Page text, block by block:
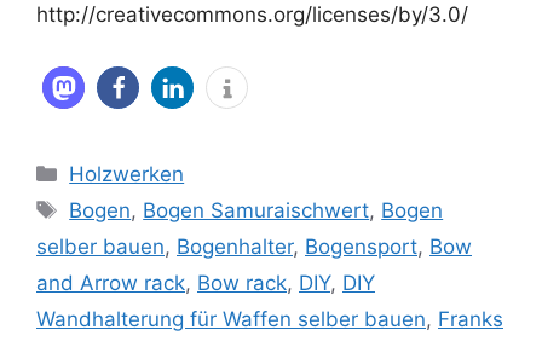
http://creativecommons.org/licenses/by/3.0/
Kategorien
Holzwerken
Schlagwörter
Bogen, Bogen Samuraischwert, Bogen
selber bauen, Bogenhalter, Bogensport, Bow
and Arrow rack, Bow rack, DIY, DIY
Wandhalterung für Waffen selber bauen, Franks